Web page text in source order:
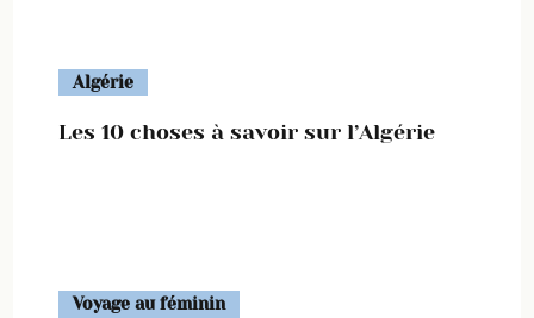
Algérie
Les 10 choses à savoir sur l’Algérie
Voyage au féminin